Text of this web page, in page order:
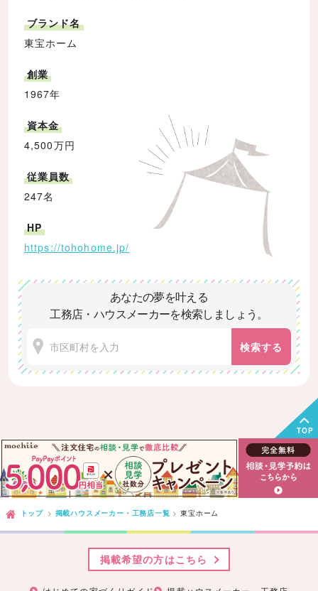
ブランド名
東宝ホーム
創業
1967年
資本金
4,500万円
従業員数
247名
HP
https://tohohome.jp/
あなたの夢を叶える
工務店・ハウスメーカーを検索しましょう。
検索する
TOP
トップ 掲載ハウスメーカー・工務店一覧 東宝ホーム
掲載希望の方はこちら